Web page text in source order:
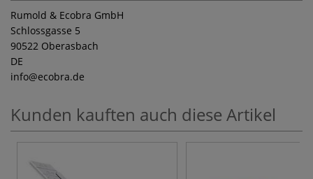
Rumold & Ecobra GmbH
Schlossgasse 5
90522 Oberasbach
DE
info@ecobra.de
Kunden kauften auch diese Artikel